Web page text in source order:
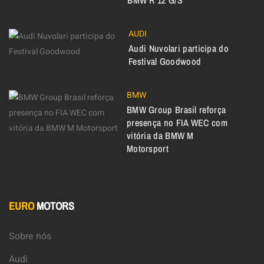
AUDI
Audi Nuvolari participa do
Festival Goodwood
BMW
BMW Group Brasil reforça
presença no FIA WEC com
vitória da BMW M
Motorsport
EUROMOTORS
Sobre nós
Audi